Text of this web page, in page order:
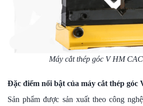
Máy cắt thép góc V HM
Đặc điểm nổi bật của máy cắt thép góc
Sản phẩm được sản xuất theo công